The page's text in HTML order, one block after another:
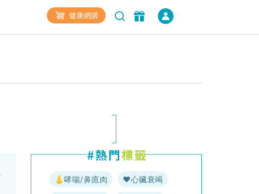
健康網購
👃哮喘/鼻瘜肉 ♥️心臟衰竭